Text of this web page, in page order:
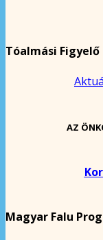
Tóalmási Figyelő
AZ
Magyar Falu